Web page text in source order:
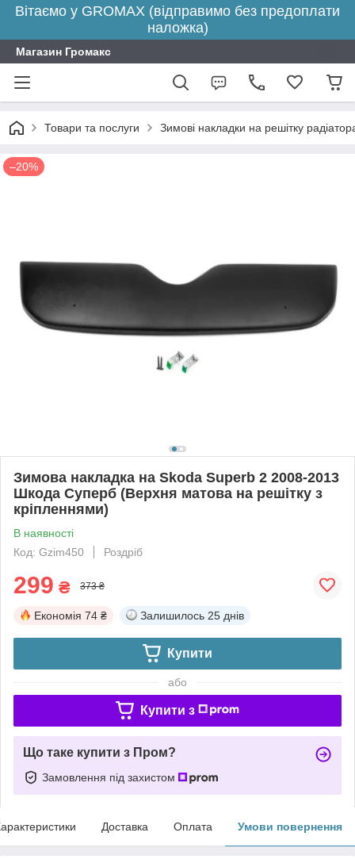
Вітаємо у GROMAX (відправимо без предоплати
наложка)
Магазин Громакс
Товари та послуги Зимові накладки на решітку
–20%
Зимова накладка на Skoda Superb 2 2008-2013
Шкода Суперб (Верхня матова на решітку з
кріпленнями)
В наявності
Код: Gzim450
Роздріб
299 ₴ 373 ₴
Економія 74 ₴ Залишилось 25 днів
Купити
або
Купити з
Що таке купити з Пром?
Замовлення під захистом
Доставка Оплата Умови повернення